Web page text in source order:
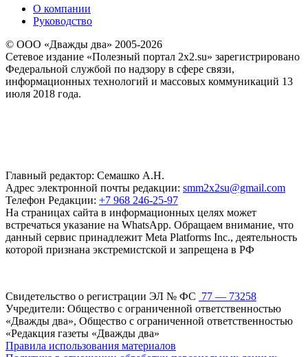
О компании
Руководство
© ООО «Дважды два» 2005-2026
Сетевое издание «Полезный портал 2x2.su» зарегистрировано
Федеральной службой по надзору в сфере связи,
информационных технологий и массовых коммуникаций 13
июля 2018 года.
Главный редактор: Семашко А.Н.
Адрес электронной почты редакции: smm2x2su@gmail.com
Телефон Редакции: +7 968 246-25-97
На страницах сайта в информационных целях может
встречаться указание на WhatsApp. Обращаем внимание, что
данный сервис принадлежит Meta Platforms Inc., деятельность
которой признана экстремистской и запрещена в РФ
Свидетельство о регистрации ЭЛ № ФС 77 — 73258
Учредители: Общество с ограниченной ответственностью
«Дважды два», Общество с ограниченной ответственностью
«Редакция газеты «Дважды два»
Правила использования материалов